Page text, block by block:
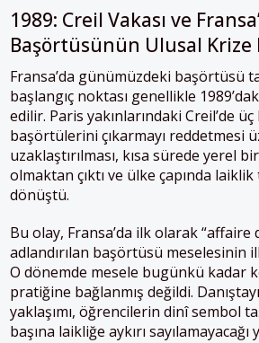
1989: Creil Vakası ve
Başörtüsünün Ulusal Krize
Fransa’da günümüzdeki başörtüsü
başlangıç noktası genellikle
edilir. Paris yakınlarındaki Creil’de
başörtülerini çıkarmayı reddetmesi
uzaklaştırılması, kısa sürede yerel
olmaktan çıktı ve ülke çapında laiklik
dönüştü.
Bu olay, Fransa’da ilk olarak
adlandırılan başörtüsü meselesinin
O dönemde mesele bugünkü kadar
pratiğine bağlanmış değildi.
yaklaşımı, öğrencilerin dinî sembol
başına laikliğe aykırı